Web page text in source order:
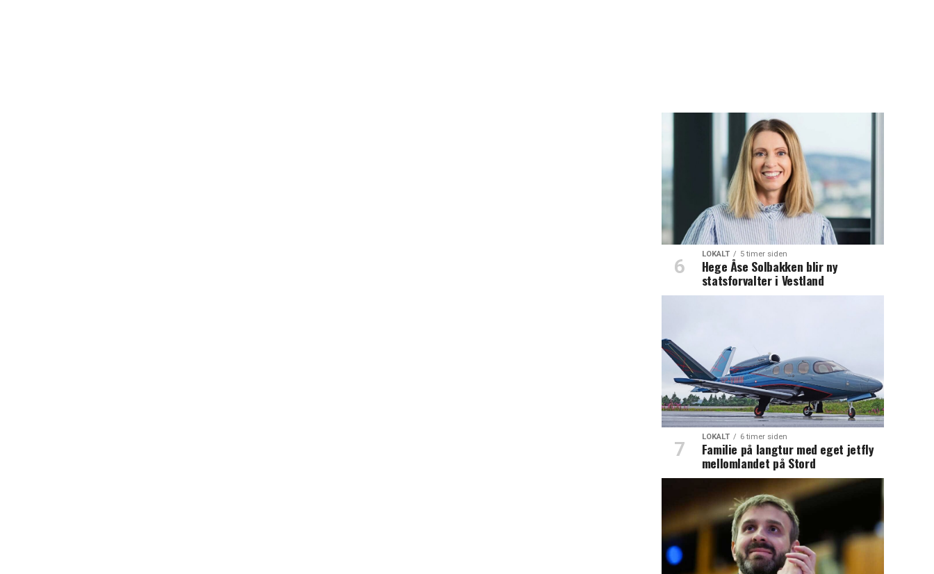
LOKALT 5 timer siden
Hege Åse Solbakken blir ny
statsforvalter i Vestland
LOKALT 6 timer siden
Familie på langtur med eget jetfly
mellomlandet på Stord